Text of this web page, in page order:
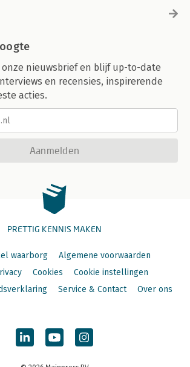
onze nieuwsbrief en blijf up-to-date
en recensies, inspirerende
acties.
Aanmelden
PRETTIG KENNIS MAKEN
waarborg
Algemene voorwaarden
Cookies
Cookie instellingen
Service & Contact Over ons